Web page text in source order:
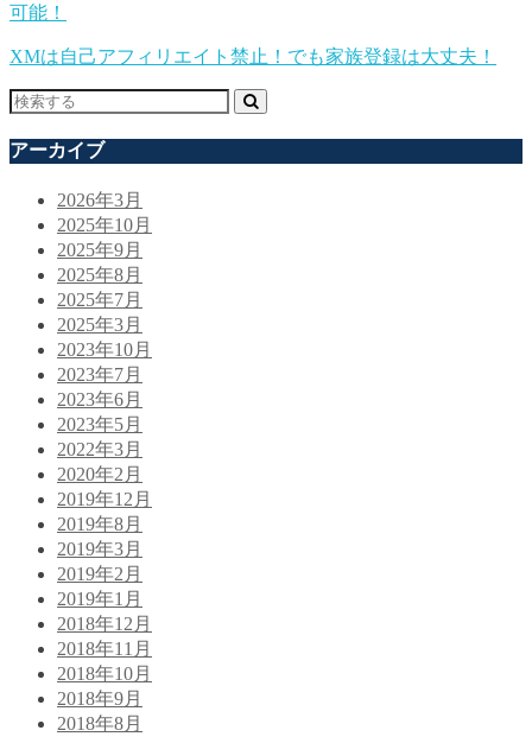
可能！
XMは自己アフィリエイト禁止！でも家族登録は大丈夫！
アーカイブ
2026年3月
2025年10月
2025年9月
2025年8月
2025年7月
2025年3月
2023年10月
2023年7月
2023年6月
2023年5月
2022年3月
2020年2月
2019年12月
2019年8月
2019年3月
2019年2月
2019年1月
2018年12月
2018年11月
2018年10月
2018年9月
2018年8月